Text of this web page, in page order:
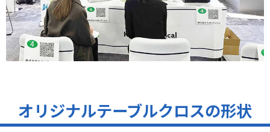
オリジナルテーブルクロスの形状